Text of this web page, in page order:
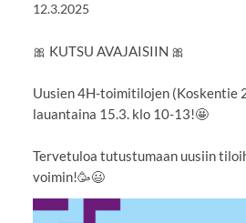
12.3.2025
🎀 KUTSU AVAJAISIIN 🎀
Uusien 4H-toimitilojen (Koskentie
lauantaina 15.3. klo 10-13!🤩
Tervetuloa tutustumaan uusiin
voimin!🥳😃